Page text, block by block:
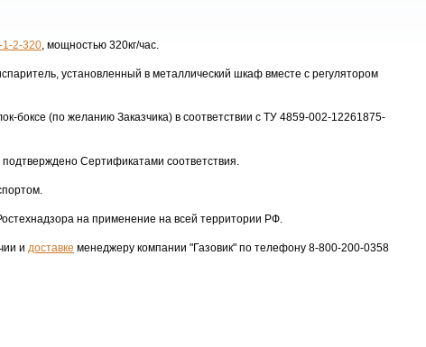
1-2-320, мощностью 320кг/час.
установленный в металлический шкаф вместе с регулятором
боксе (по желанию Заказчика) в соответствии с ТУ 4859-002-12261875-
Сертификатами соответствия.
на применение на всей территории РФ.
и доставке менеджеру компании "Газовик" по телефону 8-800-200-0358